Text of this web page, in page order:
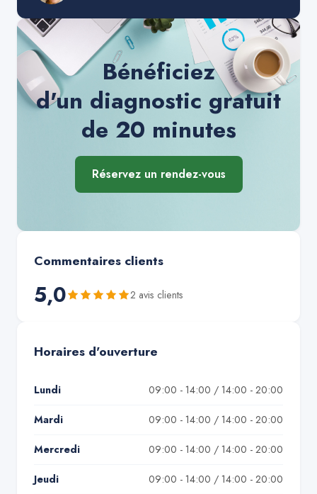
Bénéficiez
d'un diagnostic gratuit
de 20 minutes
Réservez un rendez-vous
Commentaires clients
5,0 2 avis clients
Horaires d'ouverture
Lundi 09:00 - 14:00 / 14:00 - 20:00
Mardi 09:00 - 14:00 / 14:00 - 20:00
Mercredi 09:00 - 14:00 / 14:00 - 20:00
Jeudi 09:00 - 14:00 / 14:00 - 20:00